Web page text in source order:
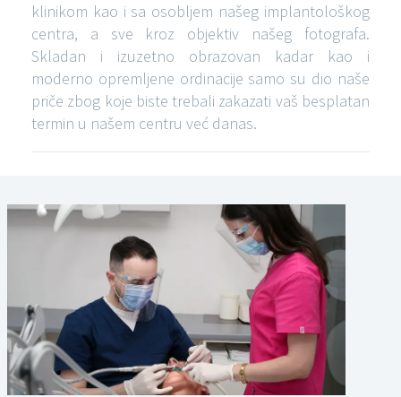
klinikom kao i sa osobljem našeg implantološkog
centra, a sve kroz objektiv našeg fotografa.
Skladan i izuzetno obrazovan kadar kao i
moderno opremljene ordinacije samo su dio naše
priče zbog koje biste trebali zakazati vaš besplatan
termin u našem centru već danas.